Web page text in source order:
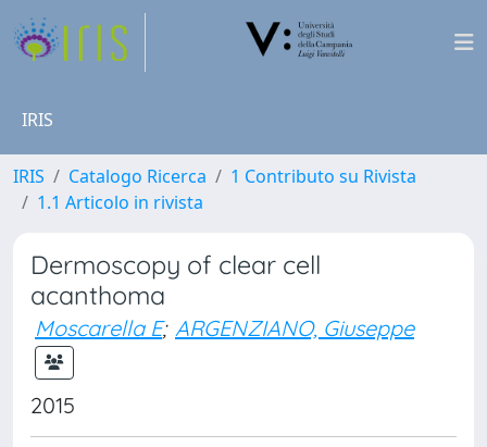
IRIS
IRIS Catalogo Ricerca
1 Contributo su Rivista
1.1 Articolo in rivista
Dermoscopy of clear cell
acanthoma
Moscarella E; ARGENZIANO, Giuseppe
2015